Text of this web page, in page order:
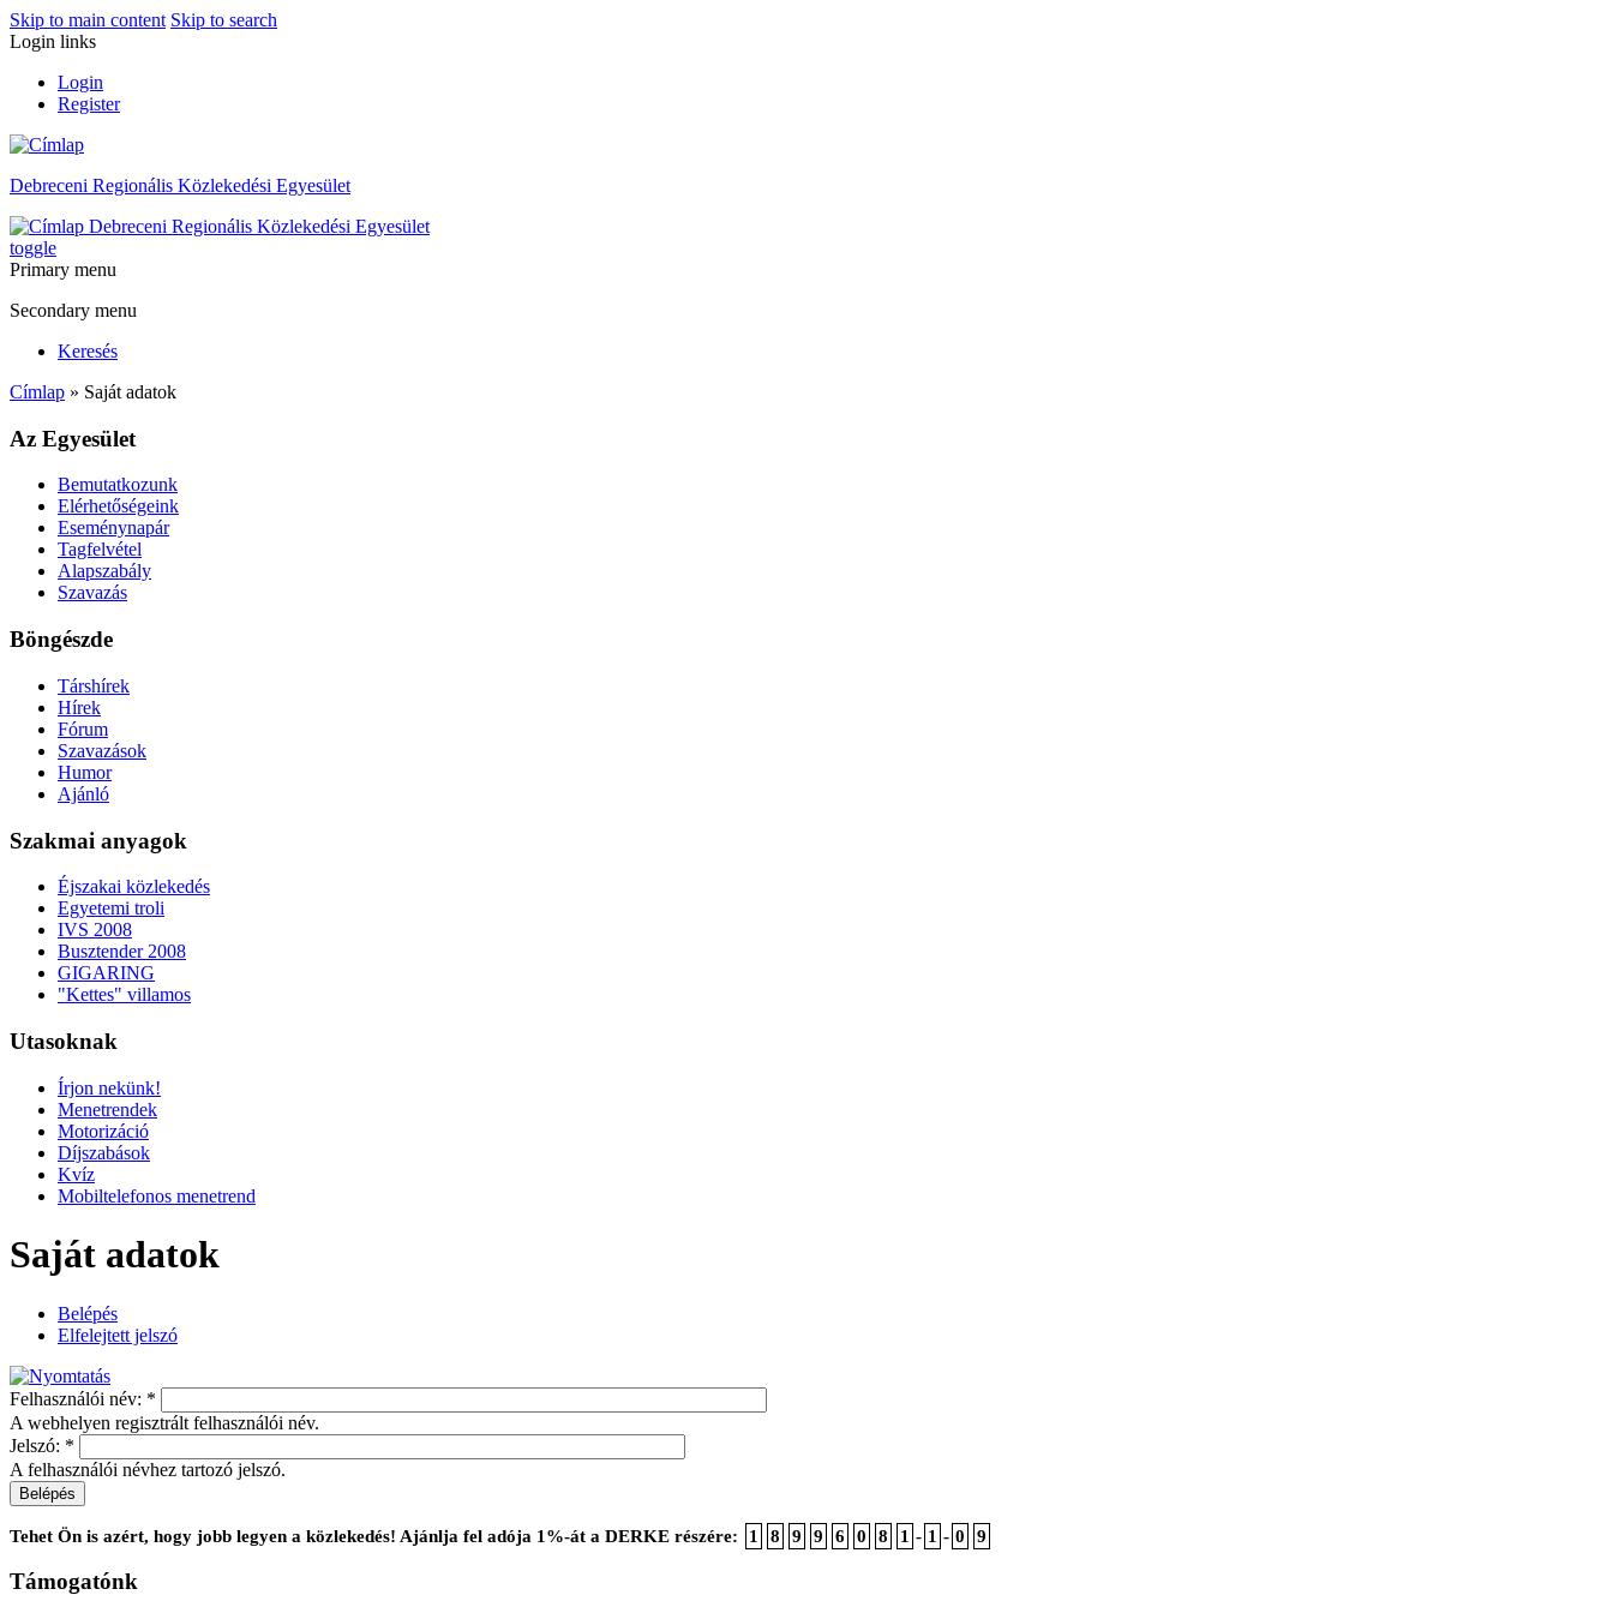
Skip to main content Skip to search
Login links
Login
Register
Debreceni Regionális Közlekedési Egyesület
Debreceni Regionális Közlekedési Egyesület
toggle
Primary menu
Secondary menu
Keresés
Címlap » Saját adatok
Az Egyesület
Bemutatkozunk
Elérhetőségeink
Eseménynapár
Tagfelvétel
Alapszabály
Szavazás
Böngészde
Társhírek
Hírek
Fórum
Szavazások
Humor
Ajánló
Szakmai anyagok
Éjszakai közlekedés
Egyetemi troli
IVS 2008
Busztender 2008
GIGARING
"Kettes" villamos
Utasoknak
Írjon nekünk!
Menetrendek
Motorizáció
Díjszabások
Kvíz
Mobiltelefonos menetrend
Saját adatok
Belépés
Elfelejtett jelszó
Felhasználói név: *
A webhelyen regisztrált felhasználói név.
Jelszó: *
A felhasználói névhez tartozó jelszó.
Tehet Ön is azért, hogy jobb legyen a közlekedés! Ajánlja fel adója 1%-át a DERKE részére: 1 8 9 9 6 0 8 1 - 1 - 0 9
Támogatónk